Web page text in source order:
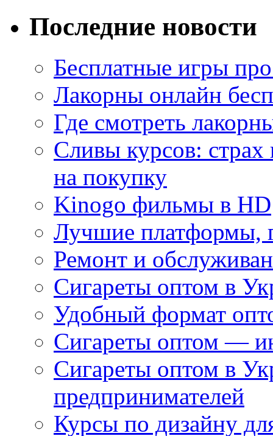
Последние новости
Бесплатные игры
Лакорны онлайн
Где смотреть
Сливы курсов:
на покупку
Kinogo фильмы в HD
Лучшие платформы,
Ремонт и
Сигареты оптом в
Удобный формат
Сигареты оптом —
Сигареты оптом в
предпринимателей
Курсы по дизайну